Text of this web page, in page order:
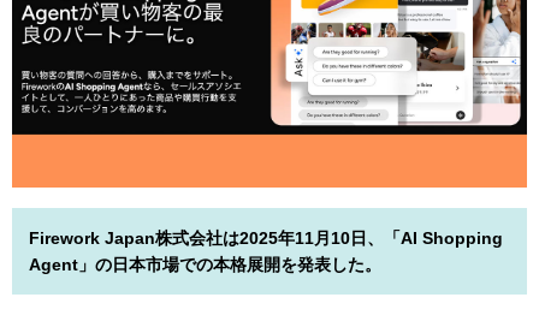
Firework Japan株式会社は2025年11月10日、「AI Shopping
Agent」の日本市場での本格展開を発表した。